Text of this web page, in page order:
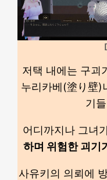
저택 내에는 구괴
누리카베(塗り壁)
기
어디까지나 그녀
하며 위험한 괴기
사유키의 의뢰에